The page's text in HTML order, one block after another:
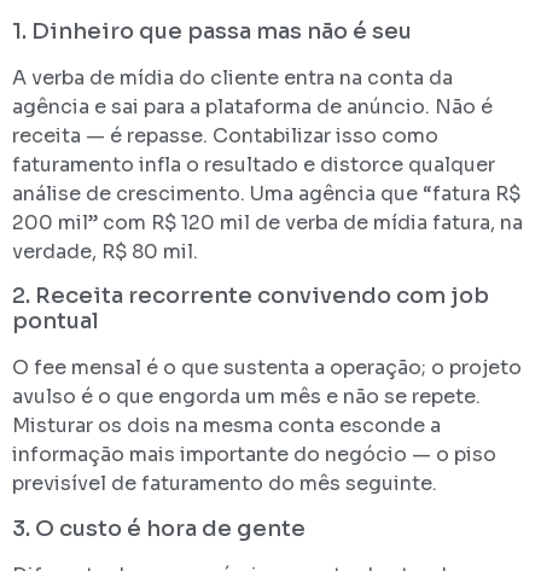
1. Dinheiro que passa mas não é seu
A verba de mídia do cliente entra na conta da
agência e sai para a plataforma de anúncio. Não é
receita — é repasse. Contabilizar isso como
faturamento infla o resultado e distorce qualquer
análise de crescimento. Uma agência que “fatura R$
200 mil” com R$ 120 mil de verba de mídia fatura, na
verdade, R$ 80 mil.
2. Receita recorrente convivendo com job
pontual
O fee mensal é o que sustenta a operação; o projeto
avulso é o que engorda um mês e não se repete.
Misturar os dois na mesma conta esconde a
informação mais importante do negócio — o piso
previsível de faturamento do mês seguinte.
3. O custo é hora de gente